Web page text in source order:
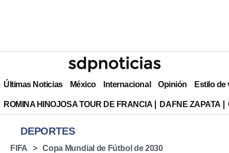
Últimas Noticias México Internacional Opinión Estilo de
ROMINA HINOJOSA TOUR DE FRANCIA DAFNE ZAPATA
DEPORTES
FIFA Copa Mundial de Fútbol de 2030